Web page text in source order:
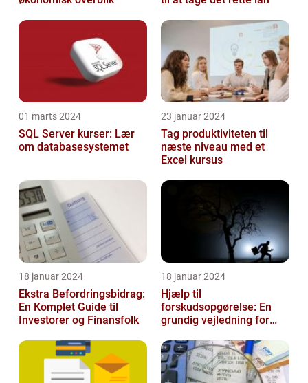
01 marts 2024
SQL Server kurser: Lær
om databasesystemet
23 januar 2024
Tag produktiviteten til
næste niveau med et
Excel kursus
18 januar 2024
Ekstra Befordringsbidrag:
En Komplet Guide til
Investorer og Finansfolk
18 januar 2024
Hjælp til
forskudsopgørelse: En
grundig vejledning for